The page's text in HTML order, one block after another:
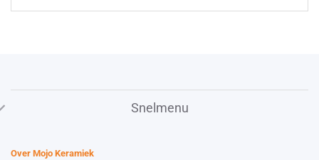
Snelmenu
Over Mojo Keramiek